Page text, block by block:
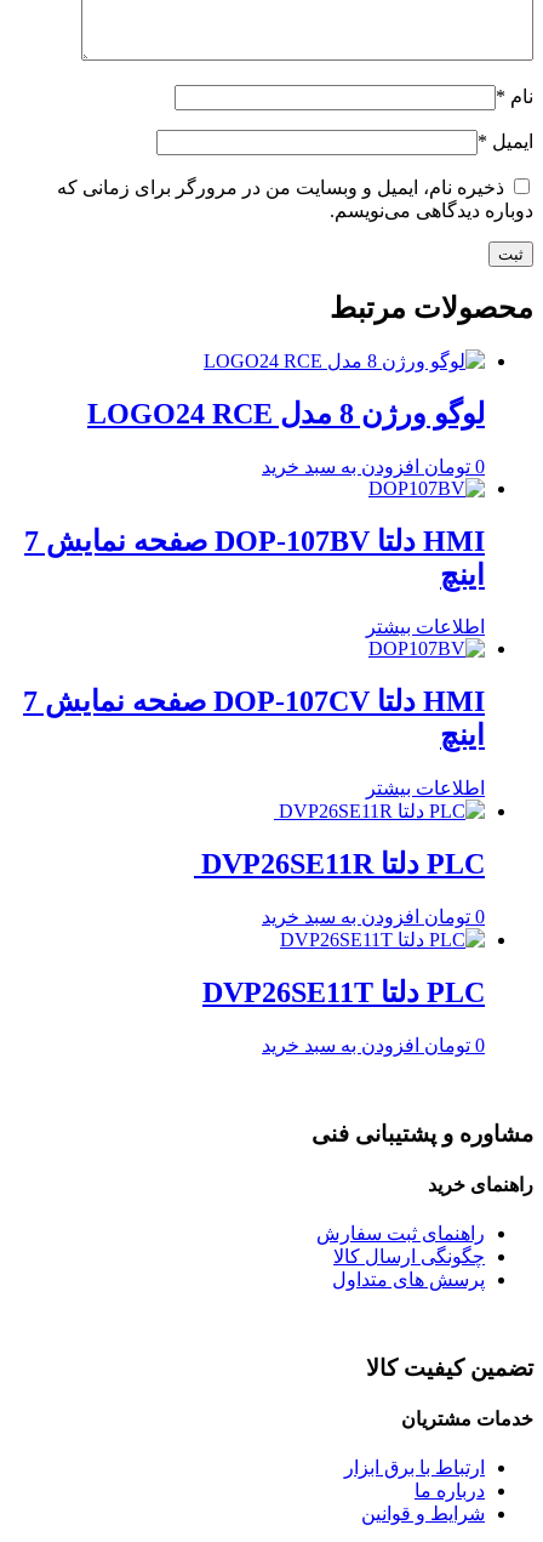
نام *
ایمیل *
ذخیره نام، ایمیل و وبسایت من در مرورگر برای زمانی که
دوباره دیدگاهی می‌نویسم.
محصولات مرتبط
لوگو ورژن 8 مدل LOGO24 RCE
0 تومان افزودن به سبد خرید
HMI دلتا DOP-107BV صفحه نمایش 7
اینچ
اطلاعات بیشتر
HMI دلتا DOP-107CV صفحه نمایش 7
اینچ
اطلاعات بیشتر
PLC دلتا DVP26SE11R
0 تومان افزودن به سبد خرید
PLC دلتا DVP26SE11T
0 تومان افزودن به سبد خرید
مشاوره و پشتیبانی فنی
راهنمای خرید
راهنمای ثبت سفارش
چگونگی ارسال کالا
پرسش های متداول
تضمین کیفیت کالا
خدمات مشتریان
ارتباط با برق ابزار
درباره ما
شرایط و قوانین